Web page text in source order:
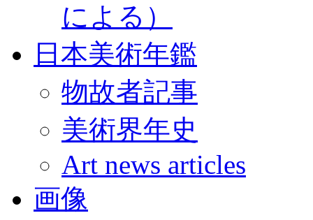
による）
日本美術年鑑
物故者記事
美術界年史
Art news articles
画像